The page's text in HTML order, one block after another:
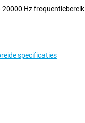
20000 Hz frequentiebereik
specificaties